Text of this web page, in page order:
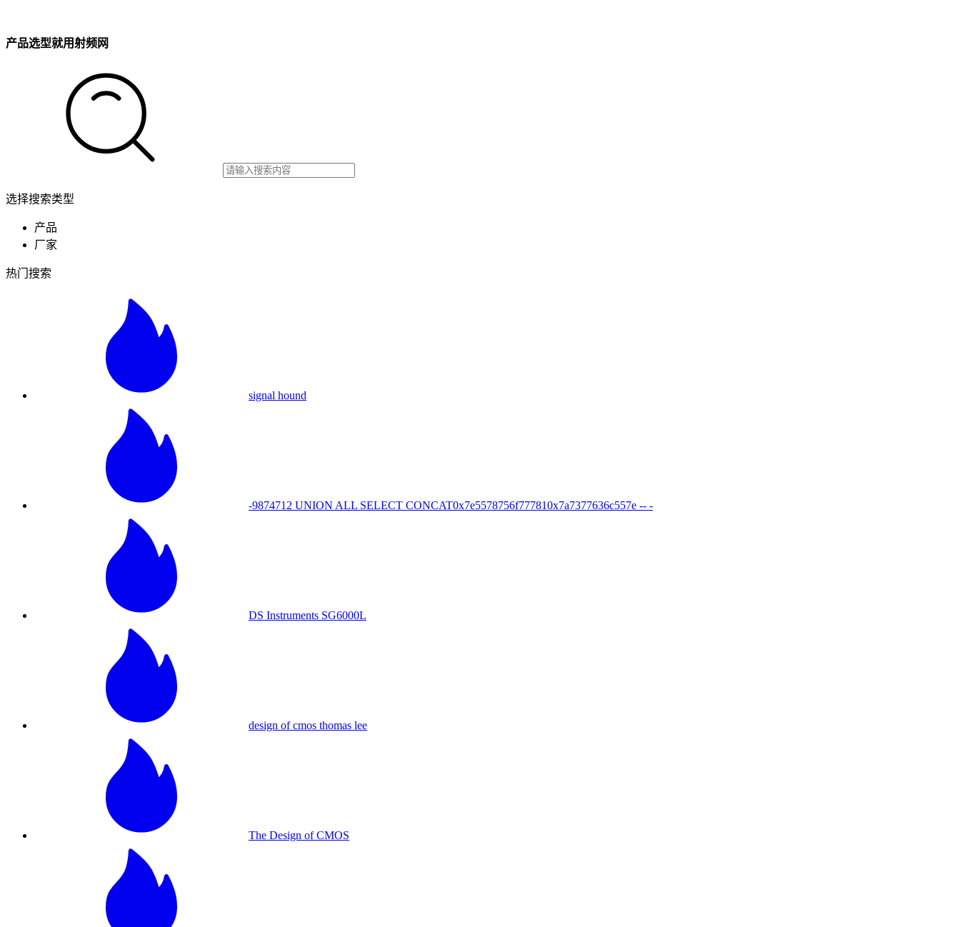
产品选型就用射频网
选择搜索类型
产品
厂家
热门搜索
signal hound
-9874712 UNION ALL SELECT CONCAT0x7e5578756f777810x7a7377636c557e -- -
DS Instruments SG6000L
design of cmos thomas lee
The Design of CMOS